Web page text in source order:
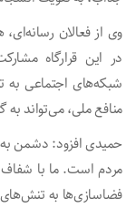
وی از فعالان
در این قرارگاه
شبکه‌های اجتماعی به
منافع ملی، می‌تواند
حمیدی افزود: دشمن به
مردم است. ما با
فضاسازی‌ها به تنش‌های